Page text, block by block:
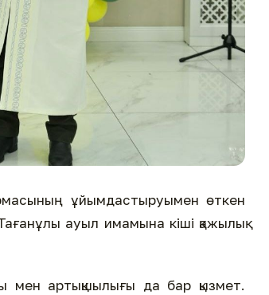
ұйымдастыруымен өткен
ауыл имамына кіші қажылық
мен артықшылығы да бар қызмет.